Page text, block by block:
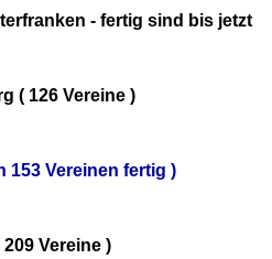
- fertig sind bis jetzt
( 126 Vereine )
153 Vereinen fertig )
Vereine )